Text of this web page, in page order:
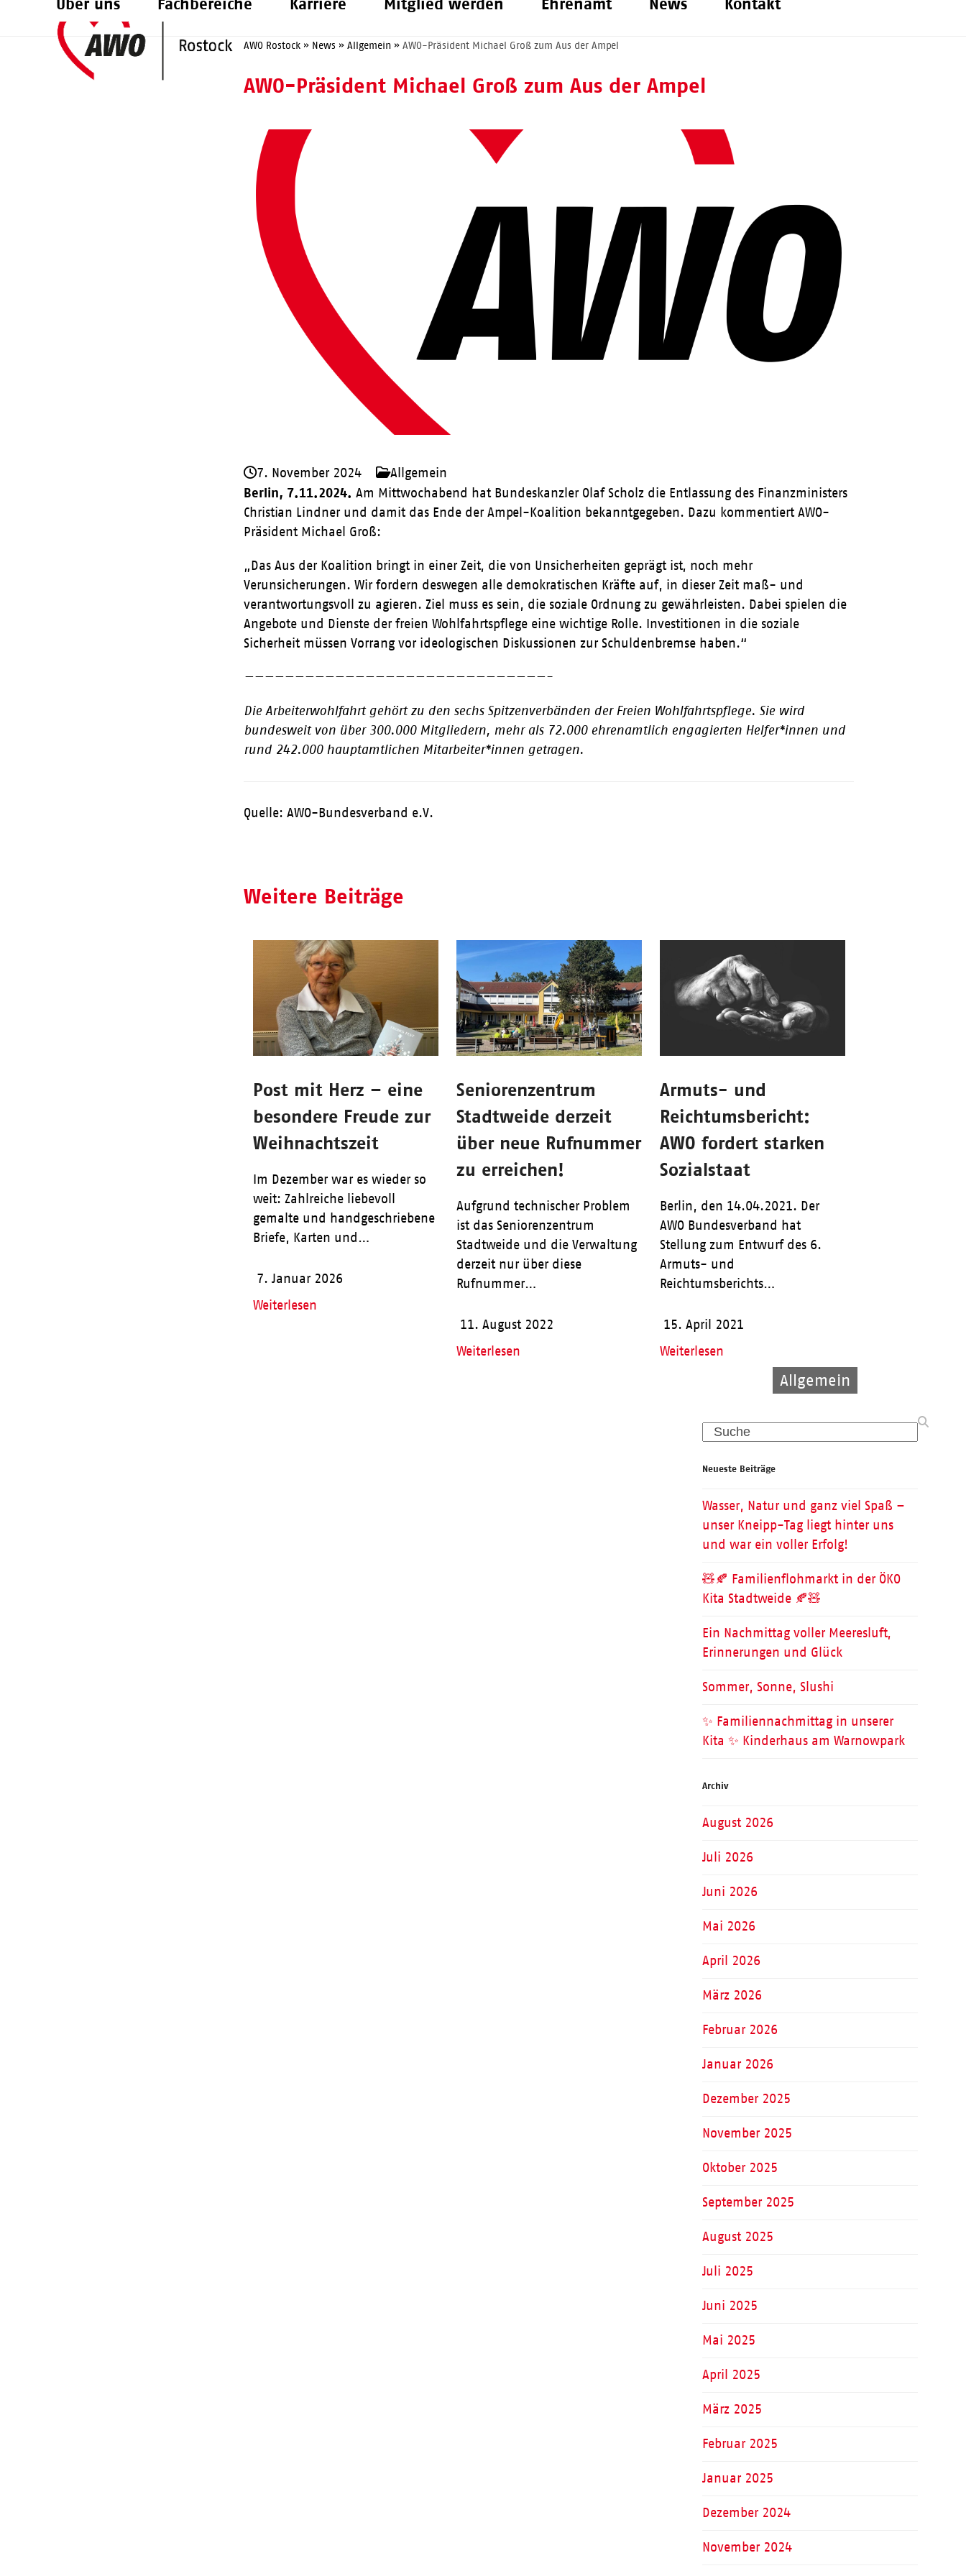
Über uns Fachbereiche Karriere Mitglied werden Ehrenamt News Kontakt
AWO Rostock » News »Allgemein »AWO-Präsident Michael Groß zum Aus der Ampel
AWO-Präsident Michael Groß zum Aus der Ampel
7. November 2024 Allgemein
Berlin, 7.11.2024. Am Mittwochabend hat Bundeskanzler Olaf Scholz die Entlassung des Finanzministers
Christian Lindner und damit das Ende der Ampel-Koalition bekanntgegeben. Dazu kommentiert AWO-
Präsident Michael Groß:
„Das Aus der Koalition bringt in einer Zeit, die von Unsicherheiten geprägt ist, noch mehr
Verunsicherungen. Wir fordern deswegen alle demokratischen Kräfte auf, in dieser Zeit maß- und
verantwortungsvoll zu agieren. Ziel muss es sein, die soziale Ordnung zu gewährleisten. Dabei spielen die
Angebote und Dienste der freien Wohlfahrtspflege eine wichtige Rolle. Investitionen in die soziale
Sicherheit müssen Vorrang vor ideologischen Diskussionen zur Schuldenbremse haben.“
——————————————————————————————-
Die Arbeiterwohlfahrt gehört zu den sechs Spitzenverbänden der Freien Wohlfahrtspflege. Sie wird
bundesweit von über 300.000 Mitgliedern, mehr als 72.000 ehrenamtlich engagierten Helfer*innen und
rund 242.000 hauptamtlichen Mitarbeiter*innen getragen.
Quelle: AWO-Bundesverband e.V.
Weitere Beiträge
Pflege
Post mit Herz – eine
besondere Freude zur
Weihnachtszeit
Im Dezember war es wieder so
weit: Zahlreiche liebevoll
gemalte und handgeschriebene
Briefe, Karten und…
7. Januar 2026
Weiterlesen
Pflege
Seniorenzentrum
Stadtweide derzeit
über neue Rufnummer
zu erreichen!
Aufgrund technischer Problem
ist das Seniorenzentrum
Stadtweide und die Verwaltung
derzeit nur über diese
Rufnummer…
11. August 2022
Weiterlesen
Allgemein
Armuts- und
Reichtumsbericht:
AWO fordert starken
Sozialstaat
Berlin, den 14.04.2021. Der
AWO Bundesverband hat
Stellung zum Entwurf des 6.
Armuts- und
Reichtumsberichts…
15. April 2021
Weiterlesen
Search
Neueste Beiträge
Wasser, Natur und ganz viel Spaß –
unser Kneipp-Tag liegt hinter uns
und war ein voller Erfolg!
🧸🍂 Familienflohmarkt in der ÖKO
Kita Stadtweide 🍂🧸
Ein Nachmittag voller Meeresluft,
Erinnerungen und Glück
Sommer, Sonne, Slushi
✨ Familiennachmittag in unserer
Kita ✨ Kinderhaus am Warnowpark
Archiv
August 2026
Juli 2026
Juni 2026
Mai 2026
April 2026
März 2026
Februar 2026
Januar 2026
Dezember 2025
November 2025
Oktober 2025
September 2025
August 2025
Juli 2025
Juni 2025
Mai 2025
April 2025
März 2025
Februar 2025
Januar 2025
Dezember 2024
November 2024